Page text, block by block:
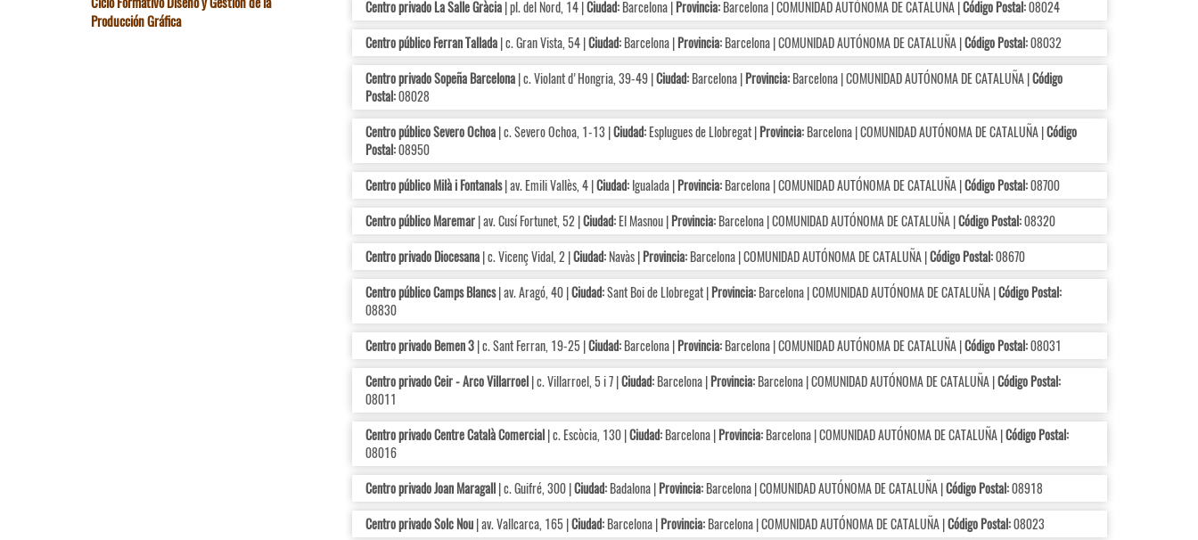
Centro privado La Salle Gràcia| pl. del Nord, 14 |Ciudad:Barcelona |Provincia:Barcelona | COMUNIDAD AUTÓNOMA DE CATALUÑA |Código Postal:08024
Centro público Ferran Tallada| c. Gran Vista, 54 |Ciudad:Barcelona |Provincia:Barcelona | COMUNIDAD AUTÓNOMA DE CATALUÑA |Código Postal:08032
Centro privado Sopeña Barcelona| c. Violant d'Hongria, 39-49 |Ciudad:Barcelona |Provincia:Barcelona | COMUNIDAD AUTÓNOMA DE CATALUÑA |Código
Postal:08028
Centro público Severo Ochoa| c. Severo Ochoa, 1-13 |Ciudad:Esplugues de Llobregat |Provincia:Barcelona | COMUNIDAD AUTÓNOMA DE CATALUÑA |Código
Postal:08950
Centro público Milà i Fontanals| av. Emili Vallès, 4 |Ciudad:Igualada |Provincia:Barcelona | COMUNIDAD AUTÓNOMA DE CATALUÑA |Código Postal:08700
Centro público Maremar| av. Cusí Fortunet, 52 |Ciudad:El Masnou |Provincia:Barcelona | COMUNIDAD AUTÓNOMA DE CATALUÑA |Código Postal:08320
Centro privado Diocesana| c. Vicenç Vidal, 2 |Ciudad:Navàs |Provincia:Barcelona | COMUNIDAD AUTÓNOMA DE CATALUÑA |Código Postal:08670
Centro público Camps Blancs| av. Aragó, 40 |Ciudad:Sant Boi de Llobregat |Provincia:Barcelona | COMUNIDAD AUTÓNOMA DE CATALUÑA |Código Postal:
08830
Centro privado Bemen 3| c. Sant Ferran, 19-25 |Ciudad:Barcelona |Provincia:Barcelona | COMUNIDAD AUTÓNOMA DE CATALUÑA |Código Postal:08031
Centro privado Ceir - Arco Villarroel| c. Villarroel, 5 i 7 |Ciudad:Barcelona |Provincia:Barcelona | COMUNIDAD AUTÓNOMA DE CATALUÑA |Código Postal:
08011
Centro privado Centre Català Comercial| c. Escòcia, 130 |Ciudad:Barcelona |Provincia:Barcelona | COMUNIDAD AUTÓNOMA DE CATALUÑA |Código Postal:
08016
Centro privado Joan Maragall| c. Guifré, 300 |Ciudad:Badalona |Provincia:Barcelona | COMUNIDAD AUTÓNOMA DE CATALUÑA |Código Postal:08918
Centro privado Solc Nou| av. Vallcarca, 165 |Ciudad:Barcelona |Provincia:Barcelona | COMUNIDAD AUTÓNOMA DE CATALUÑA |Código Postal:08023
Producción Gráfica